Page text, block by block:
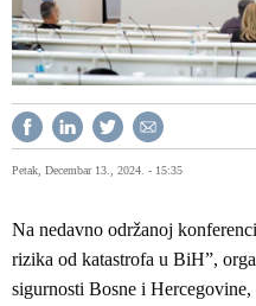
Petak, Decembar 13., 2024. - 15:35
Na nedavno održanoj
rizika od katastrofa u BiH”,
sigurnosti Bosne i